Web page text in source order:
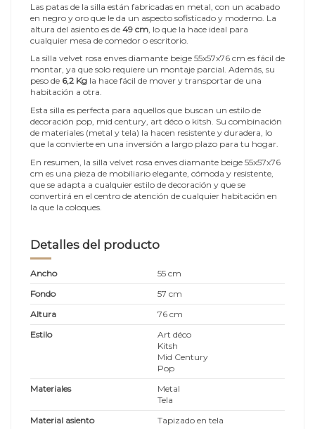
Las patas de la silla están fabricadas en metal, con un acabado
en negro y oro que le da un aspecto sofisticado y moderno. La
altura del asiento es de 49 cm , lo que la hace ideal para
cualquier mesa de comedor o escritorio.
La silla velvet rosa enves diamante beige 55x57x76 cm es fácil de
montar, ya que solo requiere un montaje parcial. Además, su
peso de 6,2 Kg la hace fácil de mover y transportar de una
habitación a otra.
Esta silla es perfecta para aquellos que buscan un estilo de
decoración pop, mid century, art déco o kitsh. Su combinación
de materiales (metal y tela) la hacen resistente y duradera, lo
que la convierte en una inversión a largo plazo para tu hogar.
En resumen, la silla velvet rosa enves diamante beige 55x57x76
cm es una pieza de mobiliario elegante, cómoda y resistente,
que se adapta a cualquier estilo de decoración y que se
convertirá en el centro de atención de cualquier habitación en
la que la coloques.
Detalles del producto
Ancho
55 cm
Fondo
57 cm
Altura
76 cm
Estilo
Art déco
Kitsh
Mid Century
Pop
Materiales
Metal
Tela
Material asiento
Tapizado en tela